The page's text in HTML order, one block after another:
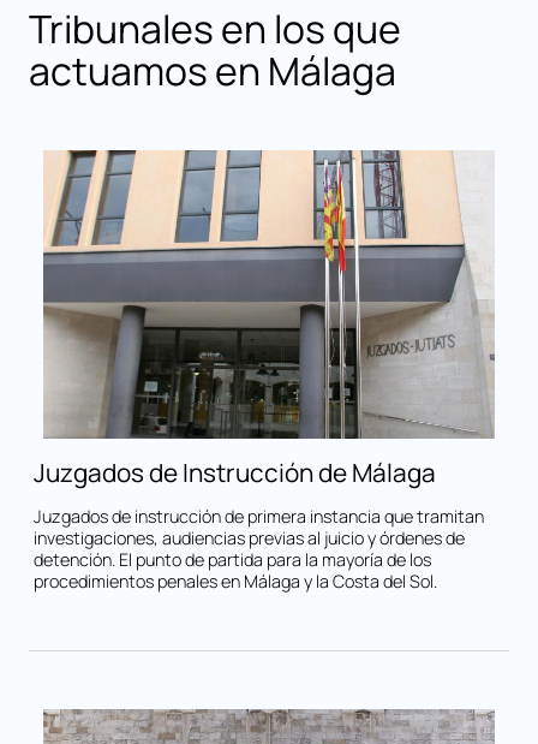
Tribunales en los que
actuamos en Málaga
Juzgados de Instrucción de Málaga
Juzgados de instrucción de primera instancia que tramitan
investigaciones, audiencias previas al juicio y órdenes de
detención. El punto de partida para la mayoría de los
procedimientos penales en Málaga y la Costa del Sol.